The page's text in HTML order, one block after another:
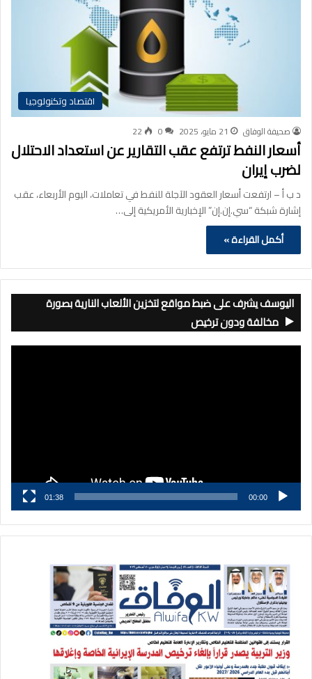
اقتصاد وتكنولوجيا
صحيفة الوفاق 21 مايو، 2025 0
22
أسعار النفط ترتفع عقب التقارير عن استعداد الاحتلال
لضرب إيران
د ب أ – ارتفعت أسعار العقود الآجلة للنفط في تعاملات، اليوم الأربعاء، عقب
إشارة شبكة “سي.إن.إن” الإخبارية الأمريكية إلى…
أكمل القراءة »
اليوسف يشرف على ضبط مواقع لتخزين الألعاب النارية بصورة
مخالفة ودون ترخيص
00:00
01:38